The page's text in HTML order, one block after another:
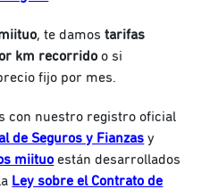
, te damostarifas
km recorrido o si
fijo por mes.
con nuestro registro oficial
de Seguros y Fianzas y
miituo están desarrollados
Ley sobre el Contrato de